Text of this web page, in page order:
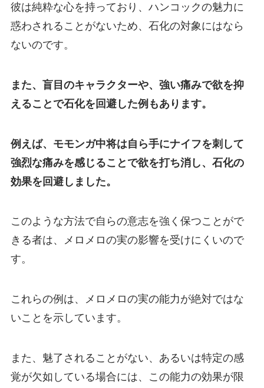
彼は純粋な心を持っており、ハンコックの魅力に
惑わされることがないため、石化の対象にはなら
ないのです。
また、盲目のキャラクターや、強い痛みで欲を抑
えることで石化を回避した例もあります。
例えば、モモンガ中将は自ら手にナイフを刺して
強烈な痛みを感じることで欲を打ち消し、石化の
効果を回避しました。
このような方法で自らの意志を強く保つことがで
きる者は、メロメロの実の影響を受けにくいので
す。
これらの例は、メロメロの実の能力が絶対ではな
いことを示しています。
また、魅了されることがない、あるいは特定の感
覚が欠如している場合には、この能力の効果が限